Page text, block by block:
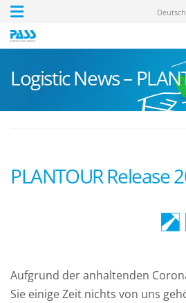
Deutsch
Logistic News –
PLANTOUR Release
Aufgrund der anhaltenden
Sie einige Zeit nichts von uns